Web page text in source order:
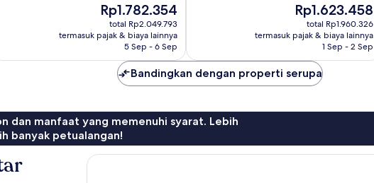
Harga
sekarang
Rp1.782.354
Rp1.782.354
total Rp2.049.793
termasuk pajak & biaya lainnya
5 Sep - 6 Sep
Harga
sekarang
Rp1.623.458
Rp1.623.458
total Rp1.960.326
termasuk pajak & biaya lainnya
1 Sep - 2 Sep
Bandingkan dengan properti serupa
dan manfaat yang memenuhi syarat. Lebih
banyak petualangan!